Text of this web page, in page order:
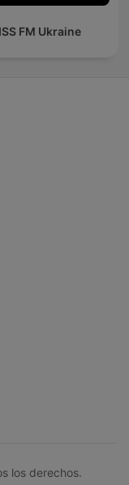
FM Ukraine
los derechos.